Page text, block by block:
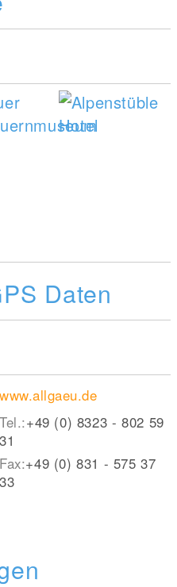
Daten
www.allgaeu.de
Tel.:+49 (0) 8323 - 802 59
31
Fax:+49 (0) 831 - 575 37
33